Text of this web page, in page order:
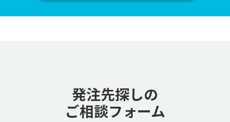
発注先探しの
ご相談フォーム